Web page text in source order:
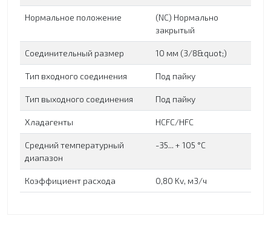
Нормальное положение
(NC) Нормально
закрытый
Соединительный размер 10 мм (3/8&quot;)
Тип входного соединения Под пайку
Тип выходного соединения Под пайку
Хладагенты HCFC/HFC
Средний температурный
диапазон
-35... + 105 °C
Коэффициент расхода 0,80 Kv, м3/ч